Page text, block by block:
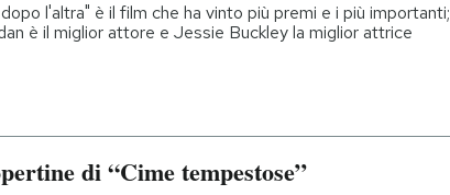
l'altra" è il film che ha vinto più premi e i più importanti;
è il miglior attore e Jessie Buckley la miglior attrice
di “Cime tempestose”